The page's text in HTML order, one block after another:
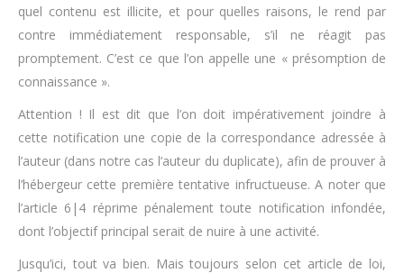
quel contenu est illicite, et pour quelles raisons, le rend par
contre immédiatement responsable, s’il ne réagit pas
promptement. C’est ce que l’on appelle une « présomption de
connaissance ».
Attention ! Il est dit que l’on doit impérativement joindre à
cette notification une copie de la correspondance adressée à
l’auteur (dans notre cas l’auteur du duplicate), afin de prouver à
l’hébergeur cette première tentative infructueuse. A noter que
l’article 6|4 réprime pénalement toute notification infondée,
dont l’objectif principal serait de nuire à une activité.
Jusqu’ici, tout va bien. Mais toujours selon cet article de loi,